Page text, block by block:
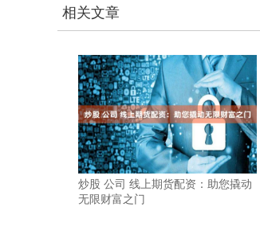
相关文章
炒股 公司 线上期货配资：助您撬动
无限财富之门